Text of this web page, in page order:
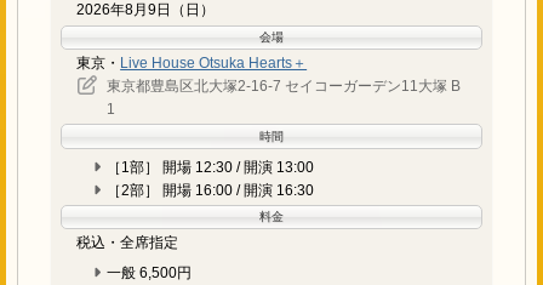
2026年8月9日（日）
会場
東京・ Live House Otsuka Hearts＋
東京都豊島区北大塚2-16-7 セイコーガーデン11大塚 B
1
時間
［1部］ 開場 12:30 / 開演 13:00
［2部］ 開場 16:00 / 開演 16:30
料金
税込・全席指定
一般 6,500円